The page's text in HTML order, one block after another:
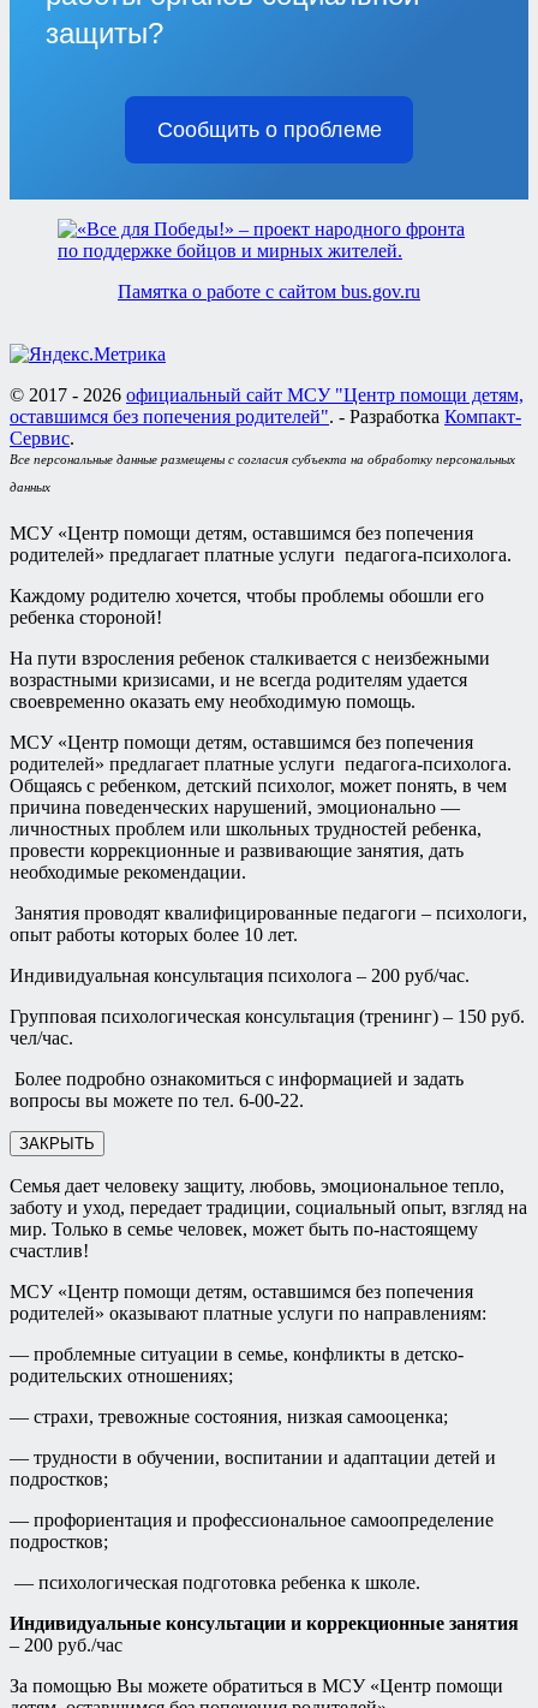
защиты?
Сообщить о проблеме
Памятка о работе с сайтом bus.gov.ru
© 2017 - 2026 официальный сайт МСУ "Центр помощи детям,
оставшимся без попечения родителей". - Разработка Компакт-
Сервис.
Все персональные данные размещены с согласия субъекта на обработку персональных
данных
МСУ «Центр помощи детям, оставшимся без попечения
родителей» предлагает платные услуги педагога-психолога.
Каждому родителю хочется, чтобы проблемы обошли его
ребенка стороной!
На пути взросления ребенок сталкивается с неизбежными
возрастными кризисами, и не всегда родителям удается
своевременно оказать ему необходимую помощь.
МСУ «Центр помощи детям, оставшимся без попечения
родителей» предлагает платные услуги педагога-психолога.
Общаясь с ребенком, детский психолог, может понять, в чем
причина поведенческих нарушений, эмоционально —
личностных проблем или школьных трудностей ребенка,
провести коррекционные и развивающие занятия, дать
необходимые рекомендации.
Занятия проводят квалифицированные педагоги – психологи,
опыт работы которых более 10 лет.
Индивидуальная консультация психолога – 200 руб/час.
Групповая психологическая консультация (тренинг) – 150 руб.
чел/час.
Более подробно ознакомиться с информацией и задать
вопросы вы можете по тел. 6-00-22.
ЗАКРЫТЬ
Семья дает человеку защиту, любовь, эмоциональное тепло,
заботу и уход, передает традиции, социальный опыт, взгляд на
мир. Только в семье человек, может быть по-настоящему
счастлив!
МСУ «Центр помощи детям, оставшимся без попечения
родителей» оказывают платные услуги по направлениям:
— проблемные ситуации в семье, конфликты в детско-
родительских отношениях;
— страхи, тревожные состояния, низкая самооценка;
— трудности в обучении, воспитании и адаптации детей и
подростков;
— профориентация и профессиональное самоопределение
подростков;
— психологическая подготовка ребенка к школе.
Индивидуальные консультации и коррекционные занятия
– 200 руб./час
За помощью Вы можете обратиться в МСУ «Центр помощи